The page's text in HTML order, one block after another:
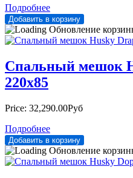
Подробнее
Обновление
Спальный мешок
220х85
Price: 32,290.00Руб
Подробнее
Обновление